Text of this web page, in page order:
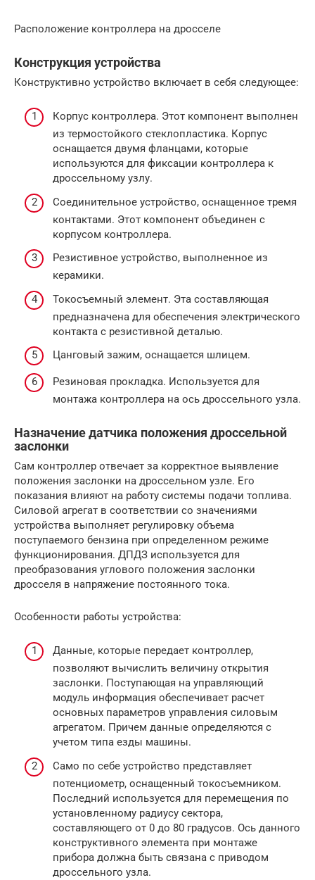
Расположение контроллера на дросселе
Конструкция устройства
Конструктивно устройство включает в себя следующее:
Корпус контроллера. Этот компонент выполнен
из термостойкого стеклопластика. Корпус
оснащается двумя фланцами, которые
используются для фиксации контроллера к
дроссельному узлу.
Соединительное устройство, оснащенное тремя
контактами. Этот компонент объединен с
корпусом контроллера.
Резистивное устройство, выполненное из
керамики.
Токосъемный элемент. Эта составляющая
предназначена для обеспечения электрического
контакта с резистивной деталью.
Цанговый зажим, оснащается шлицем.
Резиновая прокладка. Используется для
монтажа контроллера на ось дроссельного узла.
Назначение датчика положения дроссельной
заслонки
Сам контроллер отвечает за корректное выявление
положения заслонки на дроссельном узле. Его
показания влияют на работу системы подачи топлива.
Силовой агрегат в соответствии со значениями
устройства выполняет регулировку объема
поступаемого бензина при определенном режиме
функционирования. ДПДЗ используется для
преобразования углового положения заслонки
дросселя в напряжение постоянного тока.
Особенности работы устройства:
Данные, которые передает контроллер,
позволяют вычислить величину открытия
заслонки. Поступающая на управляющий
модуль информация обеспечивает расчет
основных параметров управления силовым
агрегатом. Причем данные определяются с
учетом типа езды машины.
Само по себе устройство представляет
потенциометр, оснащенный токосъемником.
Последний используется для перемещения по
установленному радиусу сектора,
составляющего от 0 до 80 градусов. Ось данного
конструктивного элемента при монтаже
прибора должна быть связана с приводом
дроссельного узла.